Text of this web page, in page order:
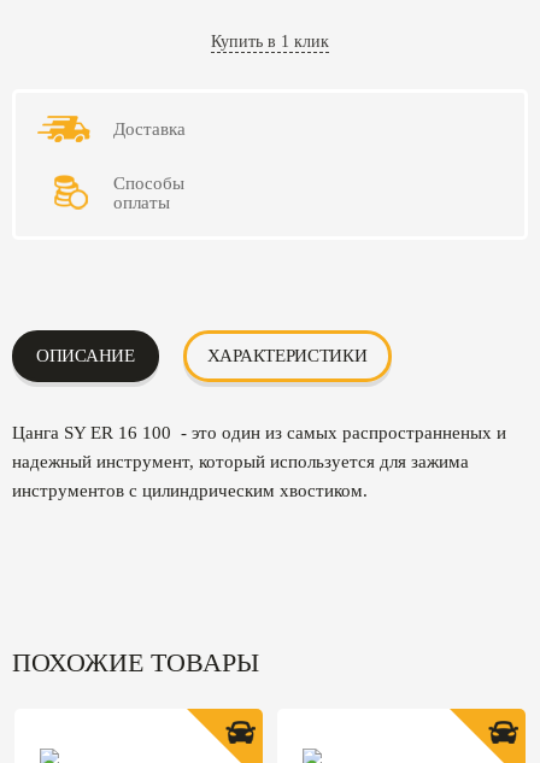
Купить в 1 клик
Доставка
Способы
оплаты
ОПИСАНИЕ ХАРАКТЕРИСТИКИ
Цанга SY ER 16 100 - это один из самых распространненых и
надежный инструмент, который используется для зажима
инструментов с цилиндрическим хвостиком.
ПОХОЖИЕ ТОВАРЫ